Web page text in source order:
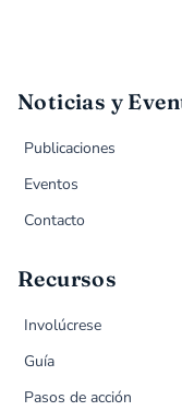
Noticias y
Publicaciones
Eventos
Contacto
Recursos
Involúcrese
Guía
Pasos de acción